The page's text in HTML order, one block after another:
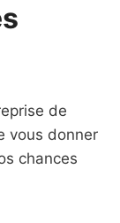
de
vous donner
chances